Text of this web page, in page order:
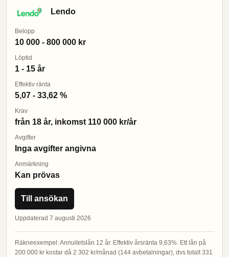
Lendo
Belopp
10 000 - 800 000 kr
Löptid
1 - 15 år
Effektiv ränta
5,07 - 33,62 %
Krav
från 18 år, inkomst 110 000 kr/år
Avgifter
Inga avgifter angivna
Anmärkning
Kan prövas
Till ansökan
Uppdaterad 7 augusti 2026
Räkneexempel: Annuitetslån 12 år. Effektiv årsränta 9,63%. Ett lån på
200 000 kr kostar då 2 302 kr/månad (144 avbetalningar), dvs totalt 331